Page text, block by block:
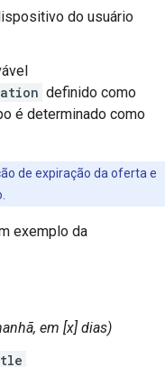
do usuário
definido como
é determinado como
de expiração da oferta e
exemplo da
em [x] dias)